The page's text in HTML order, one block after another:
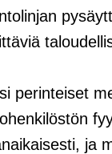
perinteiset
ja